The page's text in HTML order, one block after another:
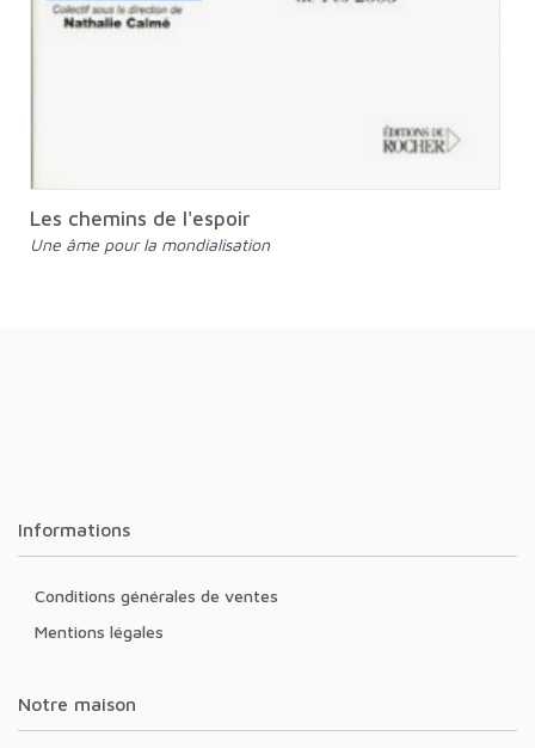
Les chemins de l'espoir
Une âme pour la mondialisation
Informations
Conditions générales de ventes
Mentions légales
Notre maison